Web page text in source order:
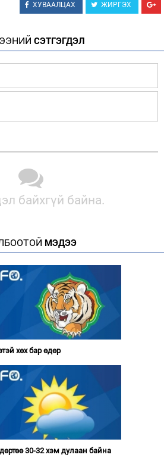
ХУВААЛЦАХ ЖИРГЭХ
СЭТГЭГДЭЛ
байхгүй байна.
МЭДЭЭ
хөх бар өдөр
30-32 хэм дулаан байна